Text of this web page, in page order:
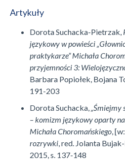
Artykuły
Dorota Suchacka-Pietrzak,
językowy w powieści
praktykarze” Michała
przyjemności 3:
Barbara Popiołek, Bojana
191-203
Dorota Suchacka,
– komizm językowy oparty
Michała Choromańskiego ,
rozrywki , red. Jolanta
2015, s. 137-148